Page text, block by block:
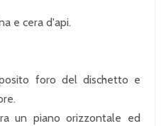
e cera d'api.
foro del dischetto e
un piano orizzontale ed